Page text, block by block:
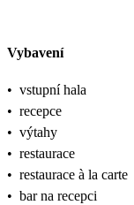
Vybavení
• vstupní hala
• recepce
• výtahy
• restaurace
• restaurace à la carte
• bar na recepci